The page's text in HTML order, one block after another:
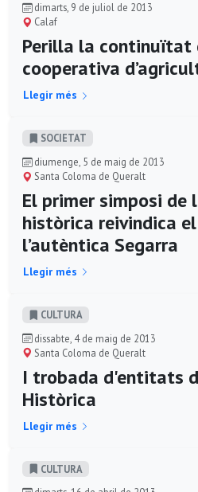
dimarts, 9 de juliol de 2013
Calaf
Perilla la continuïtat
cooperativa
Llegir més
SOCIETAT
diumenge, 5 de maig de 2013
Santa Coloma de Queralt
El primer simposi de
històrica reivindica
l’autèntica Segarra
Llegir més
CULTURA
dissabte, 4 de maig de 2013
Santa Coloma de Queralt
I trobada d'entitats
Històrica
Llegir més
CULTURA